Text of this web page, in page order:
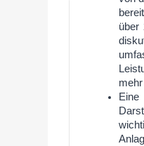
über